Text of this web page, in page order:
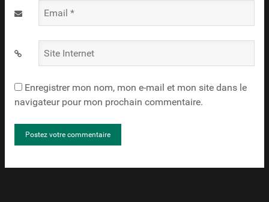
Email
Site
Internet
Enregistrer mon nom, mon e-mail et mon site dans le
navigateur pour mon prochain commentaire.